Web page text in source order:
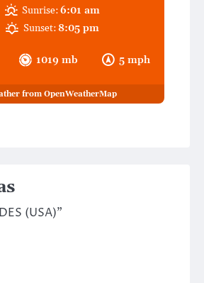
1019 mb 5 mph
Sunrise:6:01 am
Sunset:8:05 pm
from OpenWeatherMap
(USA)"